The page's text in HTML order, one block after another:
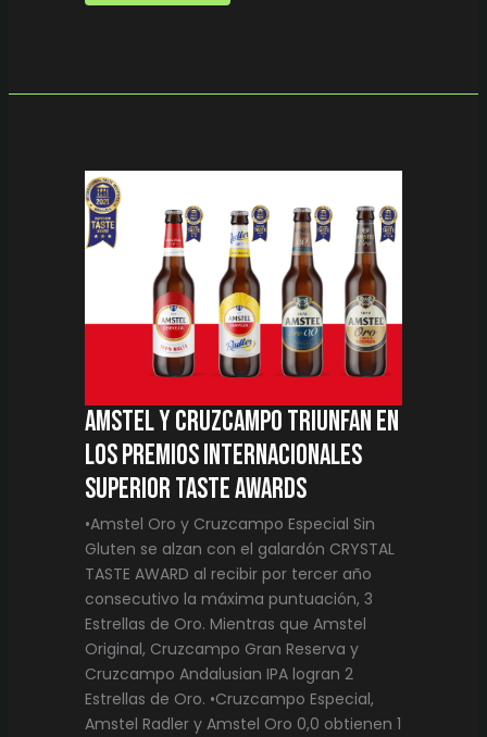
Amstel y Cruzcampo triunfan en
los premios internacionales
Superior Taste Awards
•Amstel Oro y Cruzcampo Especial Sin
Gluten se alzan con el galardón CRYSTAL
TASTE AWARD al recibir por tercer año
consecutivo la máxima puntuación, 3
Estrellas de Oro. Mientras que Amstel
Original, Cruzcampo Gran Reserva y
Cruzcampo Andalusian IPA logran 2
Estrellas de Oro. •Cruzcampo Especial,
Amstel Radler y Amstel Oro 0,0 obtienen 1
AMSTEL
PREMIOS
INTERNACIONALES
SUPERIOR
TASTE
AWARDS